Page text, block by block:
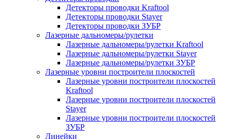
Детекторы проводки Kraftool
Детекторы проводки Stayer
Детекторы проводки ЗУБР
Лазерные дальномеры/рулетки
Лазерные дальномеры/рулетки Kraftool
Лазерные дальномеры/рулетки Stayer
Лазерные дальномеры/рулетки ЗУБР
Лазерные уровни построители плоскостей
Лазерные уровни построители плоскостей
Kraftool
Лазерные уровни построители плоскостей
Stayer
Лазерные уровни построители плоскостей
ЗУБР
Линейки